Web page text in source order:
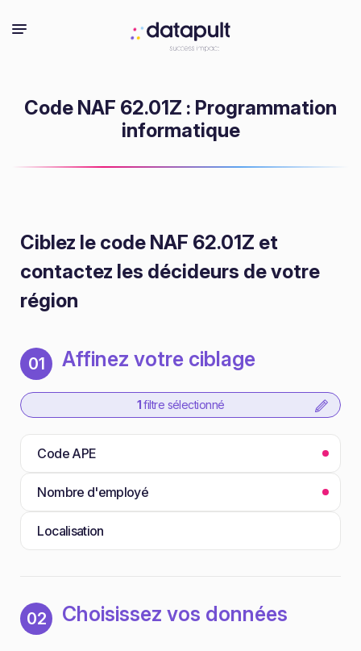
Code NAF 62.01Z : Programmation
informatique
Ciblez le code NAF 62.01Z et
contactez les décideurs de votre
région
01 Affinez votre ciblage
1 filtre sélectionné
Code APE
Nombre d'employé
Localisation
02 Choisissez vos données